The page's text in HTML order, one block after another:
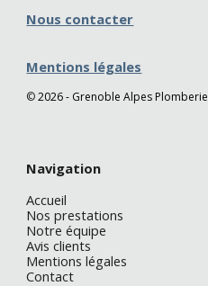
Nous contacter
Mentions légales
©2026 - Grenoble Alpes Plomberie
Navigation
Accueil
Nos prestations
Notre équipe
Avis clients
Mentions légales
Contact